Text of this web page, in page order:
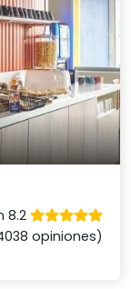
8.2
opiniones)